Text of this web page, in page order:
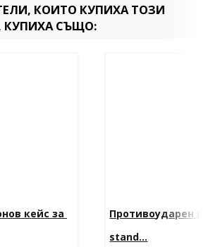
КОИТО КУПИХА ТОЗИ
КУПИХА СЪЩО:
кейс за
Противоударен
stand...